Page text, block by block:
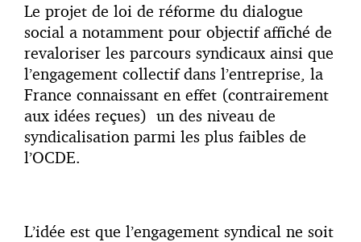
Le projet de loi de réforme du dialogue
social a notamment pour objectif affiché de
revaloriser les parcours syndicaux ainsi que
l’engagement collectif dans l’entreprise, la
France connaissant en effet (contrairement
aux idées reçues) un des niveau de
syndicalisation parmi les plus faibles de
l’OCDE.
L’idée est que l’engagement syndical ne soit